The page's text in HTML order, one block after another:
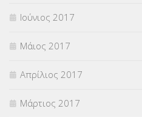
Ιούνιος 2017
Μάιος 2017
Απρίλιος 2017
Μάρτιος 2017